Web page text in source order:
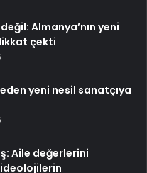
Almanya’nın yeni
çekti
yeni nesil sanatçıya
Aile değerlerini